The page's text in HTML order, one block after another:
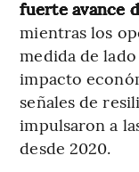
fuerte avance
mientras los
medida de
impacto
señales de
impulsaron a
desde 2020.